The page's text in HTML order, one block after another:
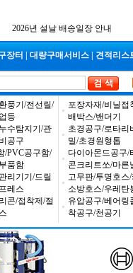
공구몰 입금자 찾습니다
장터 대량구매서비스 견적리스
풍기/전선릴/
등
수탐지기/관
공구
/PVC공구함/
품함
리기기/드릴
레스
콘/접착제/절
포장자재/비닐접
배박스/밴더기
초경공구/로타리
밀/초경원형톱
다이아몬드공구/
콘크리트쏘/마른
고무판/투명호스
소방호스/우레탄
유압공구/베어링
착공구/천공기